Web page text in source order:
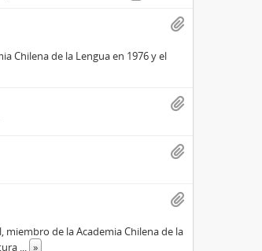
Chilena de la Lengua en 1976 y el
de la Academia Chilena de la
... »